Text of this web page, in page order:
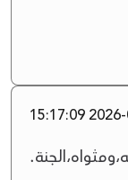
2026-02-